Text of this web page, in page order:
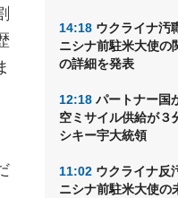
14:18 ウクライナ汚
ニシナ前駐米大使の
の詳細を発表
12:18 パートナー国
空ミサイル供給が３
シキー宇大統領
11:02 ウクライナ反
ニシナ前駐米大使の